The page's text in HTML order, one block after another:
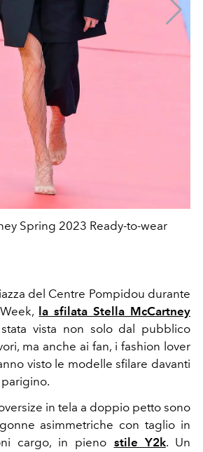
Spring 2023 Ready-to-wear
del Centre Pompidou durante
la sfilata Stella McCartney
vista non solo dal pubblico
ma anche ai fan, i fashion lover
visto le modelle sfilare davanti
in tela a doppio petto sono
asimmetriche con taglio in
cargo, in pieno stile Y2k. Un